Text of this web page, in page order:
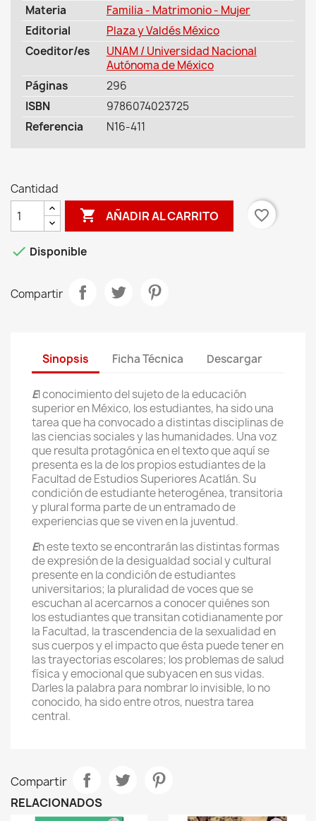
Materia
Familia - Matrimonio - Mujer
Editorial
Plaza y Valdés México
Coeditor/es
UNAM / Universidad Nacional
Autónoma de México
Páginas
296
ISBN
9786074023725
Referencia
N16-411
Cantidad
 AÑADIR AL CARRITO favorite_border
 Disponible
Compartir
Sinopsis Ficha Técnica Descargar
El conocimiento del sujeto de la educación
superior en México, los estudiantes, ha sido una
tarea que ha convocado a distintas disciplinas de
las ciencias sociales y las humanidades. Una voz
que resulta protagónica en el texto que aquí se
presenta es la de los propios estudiantes de la
Facultad de Estudios Superiores Acatlán. Su
condición de estudiante heterogénea, transitoria
y plural forma parte de un entramado de
experiencias que se viven en la juventud.
En este texto se encontrarán las distintas formas
de expresión de la desigualdad social y cultural
presente en la condición de estudiantes
universitarios; la pluralidad de voces que se
escuchan al acercarnos a conocer quiénes son
los estudiantes que transitan cotidianamente por
la Facultad, la trascendencia de la sexualidad en
sus cuerpos y el impacto que ésta puede tener en
las trayectorias escolares; los problemas de salud
física y emocional que subyacen en sus vidas.
Darles la palabra para nombrar lo invisible, lo no
conocido, ha sido entre otros, nuestra tarea
central.
Compartir
RELACIONADOS